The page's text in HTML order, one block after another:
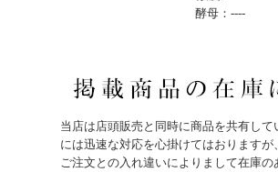
酵母：----
当店は店頭販売と同時に商品を共有して
には迅速な対応を心掛けてはおりますが
ご注文との入れ違いによりまして在庫の